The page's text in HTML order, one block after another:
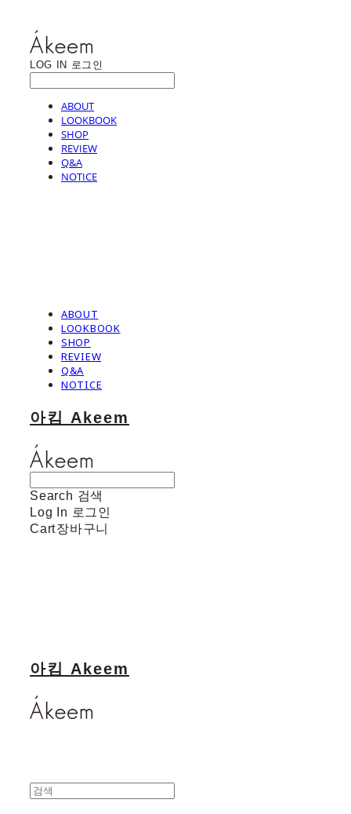
LOG IN 로그인
ABOUT
LOOKBOOK
SHOP
REVIEW
Q&A
NOTICE
ABOUT
LOOKBOOK
SHOP
REVIEW
Q&A
NOTICE
아킴 Akeem
Search 검색
Log In 로그인
Cart장바구니
아킴 Akeem